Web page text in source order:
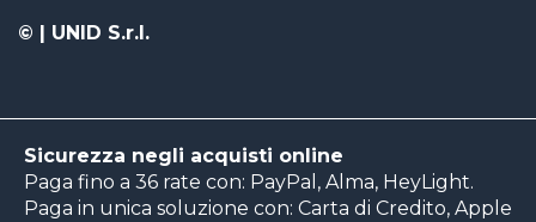
© | UNID S.r.l.
Sicurezza negli acquisti online
Paga fino a 36 rate con: PayPal, Alma, HeyLight.
Paga in unica soluzione con: Carta di Credito, Apple